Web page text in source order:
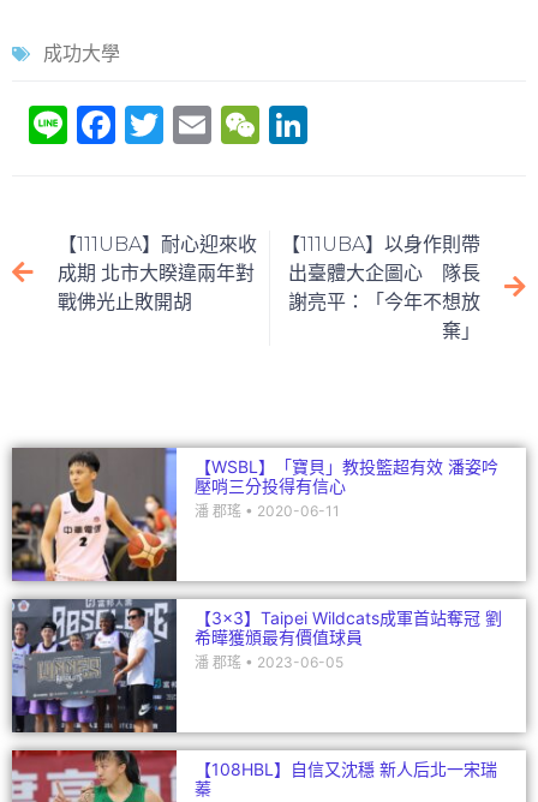
成功大學
Li F
e
b
o
T
er
E
l
W
at
e
dI
n
【111UBA】耐心迎來收
成期 北市大睽違兩年對
戰佛光止敗開胡
【111UBA】以身作則帶
出臺體大企圖心 隊長
謝亮平：「今年不想放
棄」
【WSBL】「寶貝」教投籃超有效 潘姿吟
壓哨三分投得有信心
潘 郡瑤 2020-06-11
【3×3】Taipei Wildcats成軍首站奪冠 劉
希曄獲頒最有價值球員
潘 郡瑤 2023-06-05
【108HBL】自信又沈穩 新人后北一宋瑞
蓁